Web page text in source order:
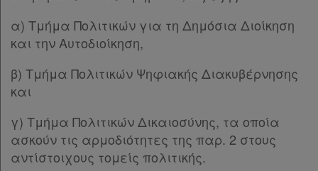
α) Τμήμα Πολιτικών για τη Δημόσια Διοίκηση
και την Αυτοδιοίκηση,
β) Τμήμα Πολιτικών Ψηφιακής Διακυβέρνησης
και
γ) Τμήμα Πολιτικών Δικαιοσύνης, τα οποία
ασκούν τις αρμοδιότητες της παρ. 2 στους
αντίστοιχους τομείς πολιτικής.